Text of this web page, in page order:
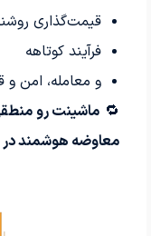
قیمت‌گذاری
فرآیند کوتاهه
و معامله، امن و
🔁ماشینت رو
معاوضه هوشمند